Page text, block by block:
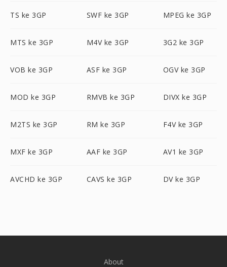
TS ke 3GP SWF ke 3GP MPEG ke 3GP
MTS ke 3GP M4V ke 3GP 3G2 ke 3GP
VOB ke 3GP ASF ke 3GP OGV ke 3GP
MOD ke 3GP RMVB ke 3GP DIVX ke 3GP
M2TS ke 3GP RM ke 3GP F4V ke 3GP
MXF ke 3GP AAF ke 3GP AV1 ke 3GP
AVCHD ke 3GP CAVS ke 3GP DV ke 3GP
About